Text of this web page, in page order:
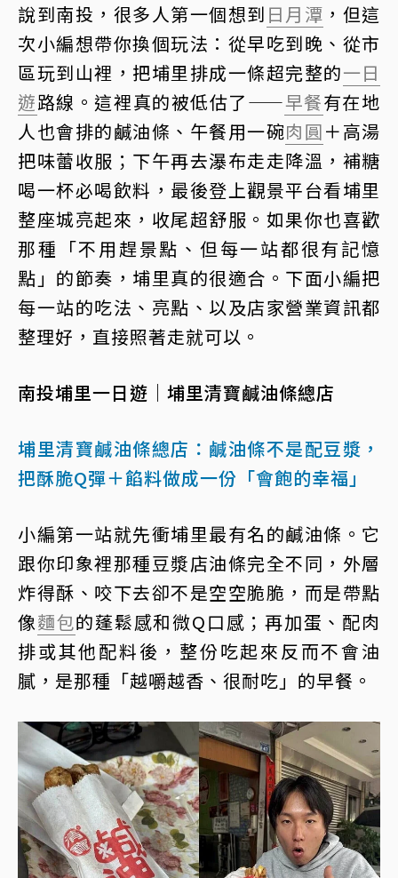
說到南投，很多人第一個想到 日月潭 ，但這
次小編想帶你換個玩法：從早吃到晚、從市
區玩到山裡，把埔里排成一條超完整的一日
遊路線。這裡真的被低估了——早餐有在地
人也會排的鹹油條、午餐用一碗肉圓＋高湯
把味蕾收服；下午再去瀑布走走降溫，補糖
喝一杯必喝飲料，最後登上觀景平台看埔里
整座城亮起來，收尾超舒服。如果你也喜歡
那種「不用趕景點、但每一站都很有記憶
點」的節奏，埔里真的很適合。下面小編把
每一站的吃法、亮點、以及店家營業資訊都
整理好，直接照著走就可以。
南投埔里一日遊｜埔里清寶鹹油條總店
埔里清寶鹹油條總店：鹹油條不是配豆漿，
把酥脆Q彈＋餡料做成一份「會飽的幸福」
小編第一站就先衝埔里最有名的鹹油條。它
跟你印象裡那種豆漿店油條完全不同，外層
炸得酥、咬下去卻不是空空脆脆，而是帶點
像麵包的蓬鬆感和微Q口感；再加蛋、配肉
排或其他配料後，整份吃起來反而不會油
膩，是那種「越嚼越香、很耐吃」的早餐。